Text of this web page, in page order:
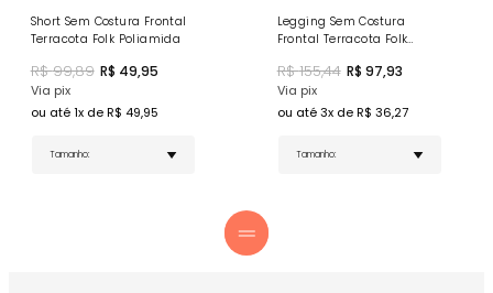
qualidade Donna Carioca
combine-o com o
Top Básico Athletics Terracota Folk
Poliamida Com Bojo
Short Sem Costura Frontal
Terracota Folk Poliamida
R$99,89 R$ 49,95
Via pix
ou até1x de R$ 49,95
Legging Sem Costura
Frontal Terracota Folk
R$155,44 R$ 97,93
Via pix
ou até3x de R$ 36,27